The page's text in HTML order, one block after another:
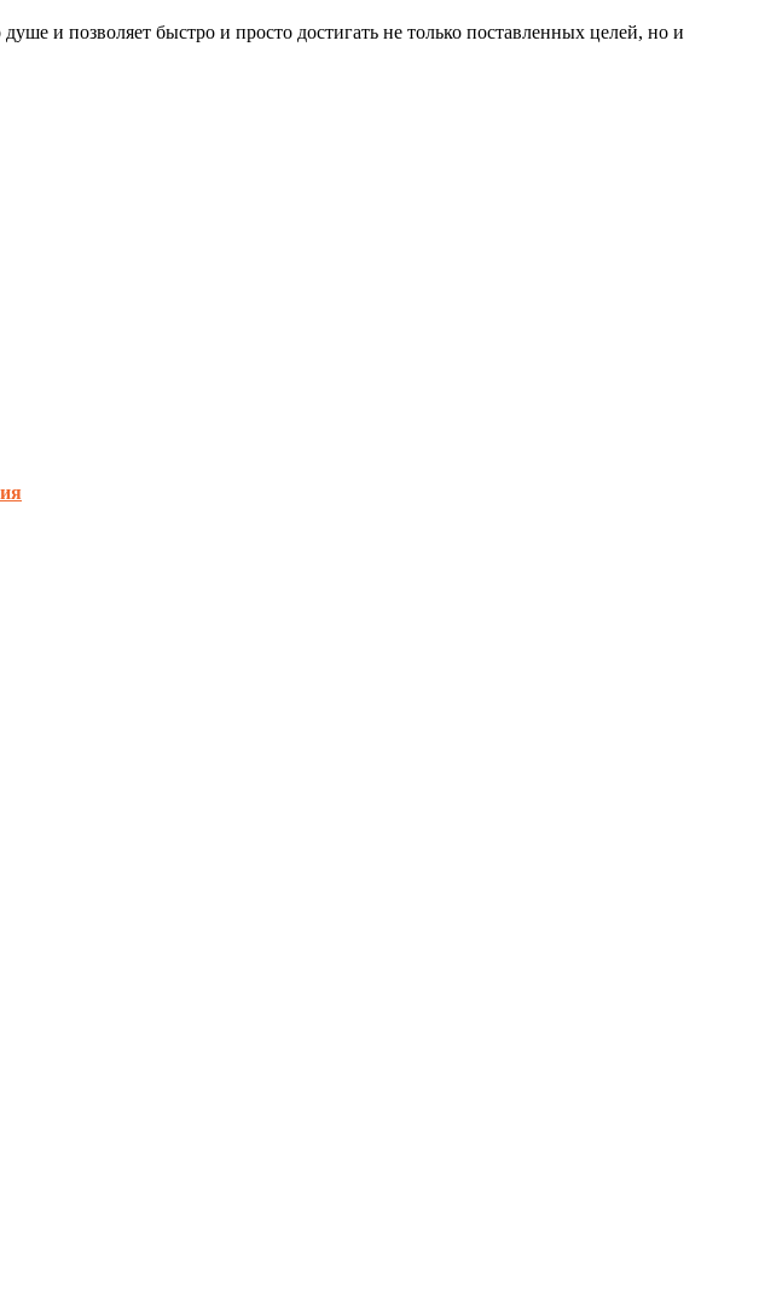
и позволяет быстро и просто достигать не только поставленных целей, но и